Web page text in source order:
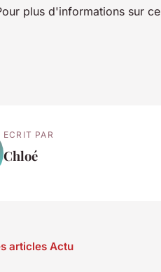
plus d'informations sur
ECRIT PAR
Chloé
articles Actu